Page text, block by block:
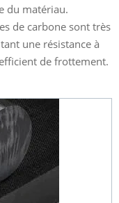
du matériau.
de carbone sont très
une résistance à
de frottement.